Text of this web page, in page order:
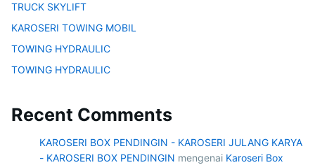
TRUCK SKYLIFT
KAROSERI TOWING MOBIL
TOWING HYDRAULIC
TOWING HYDRAULIC
Recent Comments
KAROSERI BOX PENDINGIN - KAROSERI JULANG KARYA
- KAROSERI BOX PENDINGIN mengenai Karoseri Box